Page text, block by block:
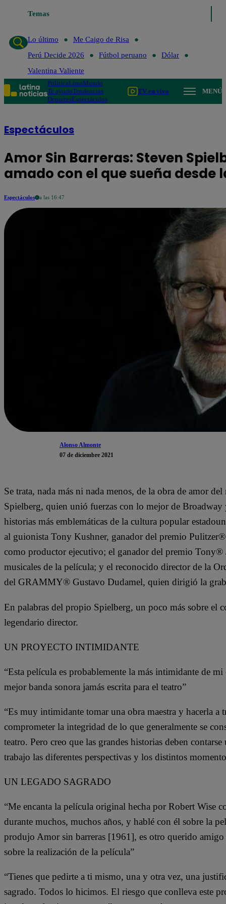
Temas
Lo último
Me Caigo de Risa
Perú Decide 2026
Fútbol peruano
Dólar
Valentina Valiente
PolíticaLimaMundo
Te ayudoTendencias
DeportesEspectáculos
TV en vivo MENÚ
Espectáculos
Amor Sin Barreras: Steven
amado con el que sueña desde
Espectáculos a las 16:47
Alonso Almonte
07 de diciembre 2021
Se trata, nada más ni nada menos, de la obra de amor
Spielberg, quien unió fuerzas con lo mejor de
historias más emblemáticas de la cultura popular
al guionista Tony Kushner, ganador del premio
como productor ejecutivo; el ganador del premio Tony®
musicales de la película; y el reconocido director de la
del GRAMMY® Gustavo Dudamel, quien dirigió la
En palabras del propio Spielberg, un poco más sobre el
legendario director.
UN PROYECTO INTIMIDANTE
“Esta película es probablemente la más intimidante de
mejor banda sonora jamás escrita para el teatro”
“Es muy intimidante tomar una obra maestra y hacerla a
comprometer la integridad de lo que generalmente se
teatro. Pero creo que las grandes historias deben
trabajo las diferentes perspectivas y los distintos
UN LEGADO SAGRADO
“Me encanta la película original hecha por Robert Wise
durante muchos, muchos años, y hablé con él sobre la
produjo Amor sin barreras [1961], es otro querido
sobre la realización de la película”
“Tienes que pedirte a ti mismo, una y otra vez, una
sagrado. Todos lo hicimos. El riesgo que conlleva este